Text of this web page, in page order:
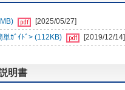
[2025/05/27]
単ｶﾞｲﾄﾞ> (112KB)
[2019/12/14]
明書